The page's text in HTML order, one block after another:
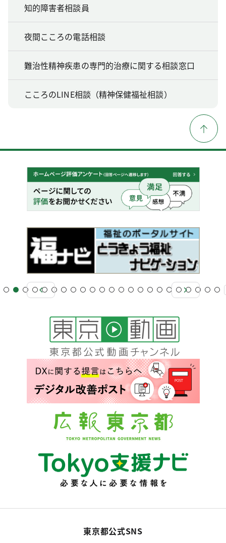
知的障害者相談員
夜間こころの電話相談
難治性精神疾患の専門的治療に関する相談窓口
こころのLINE相談（精神保健福祉相談）
東京都公式SNS